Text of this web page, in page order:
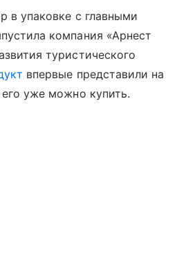
в упаковке с главными
компания «Арнест
туристического
впервые представили на
уже можно купить.